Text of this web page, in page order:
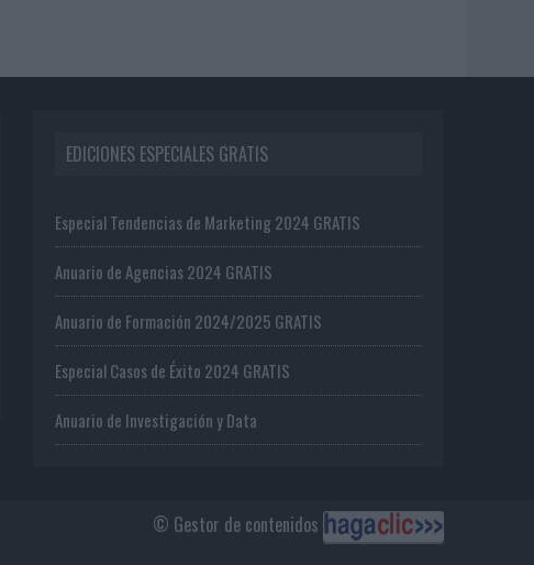
EDICIONES ESPECIALES GRATIS
Especial Tendencias de Marketing 2024 GRATIS
Anuario de Agencias 2024 GRATIS
Anuario de Formación 2024/2025 GRATIS
Especial Casos de Éxito 2024 GRATIS
Anuario de Investigación y Data
© Gestor de contenidos